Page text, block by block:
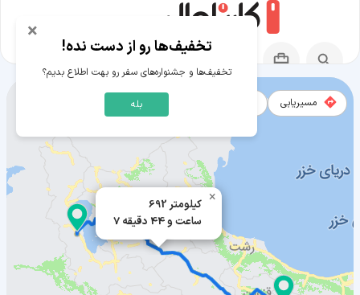
692 کیلومتر
7 ساعت و 44 دقیقه
×
مسیریابی
مسیر هشتگرد به ارومیه
× تخفیف‌ها رو از دست نده!
تخفیف‌ها و جشنواره‌های سفر رو بهت اطلاع بدیم؟
بله